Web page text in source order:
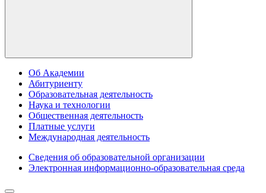
Об Академии
Абитуриенту
Образовательная деятельность
Наука и технологии
Общественная деятельность
Платные услуги
Международная деятельность
Сведения об образовательной организации
Электронная информационно-образовательная среда